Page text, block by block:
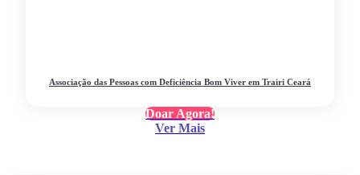
Associação das Pessoas com Deficiência Bom Viver em Trairi Ceará
Doar Agora!
Ver Mais